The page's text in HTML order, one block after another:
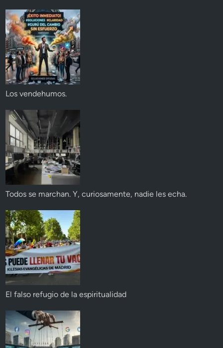
Los vendehumos.
Todos se marchan. Y, curiosamente, nadie les echa.
El falso refugio de la espiritualidad